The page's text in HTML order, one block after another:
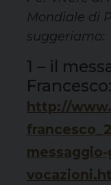
Mondiale di
suggeriamo:
1 – il
Francesco:
http://